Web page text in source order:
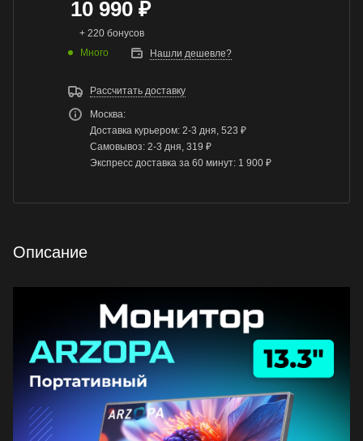
10 990 ₽
+ 220 бонусов
Много
Нашли дешевле?
Рассчитать доставку
Москва:
Доставка курьером: 2-3 дня, 523 ₽
Самовывоз: 2-3 дня, 319 ₽
Экспресс доставка за 60 минут: 1 900 ₽
Описание